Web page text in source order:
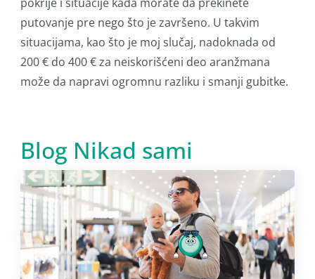
putovanje pre nego što je završeno. U takvim
situacijama, kao što je moj slučaj, nadoknada od
200 € do 400 € za neiskorišćeni deo aranžmana
može da napravi ogromnu razliku i smanji gubitke.
Blog Nikad sami